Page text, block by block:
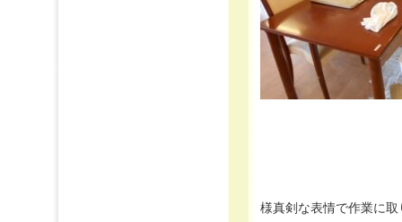
様真剣な表情で作業に